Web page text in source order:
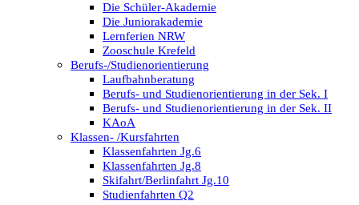
Die Schüler-Akademie
Die Juniorakademie
Lernferien NRW
Zooschule Krefeld
Berufs-/Studienorientierung
Laufbahnberatung
Berufs- und Studienorientierung in der Sek. I
Berufs- und Studienorientierung in der Sek. II
KAoA
Klassen- /Kursfahrten
Klassenfahrten Jg.6
Klassenfahrten Jg.8
Skifahrt/Berlinfahrt Jg.10
Studienfahrten Q2